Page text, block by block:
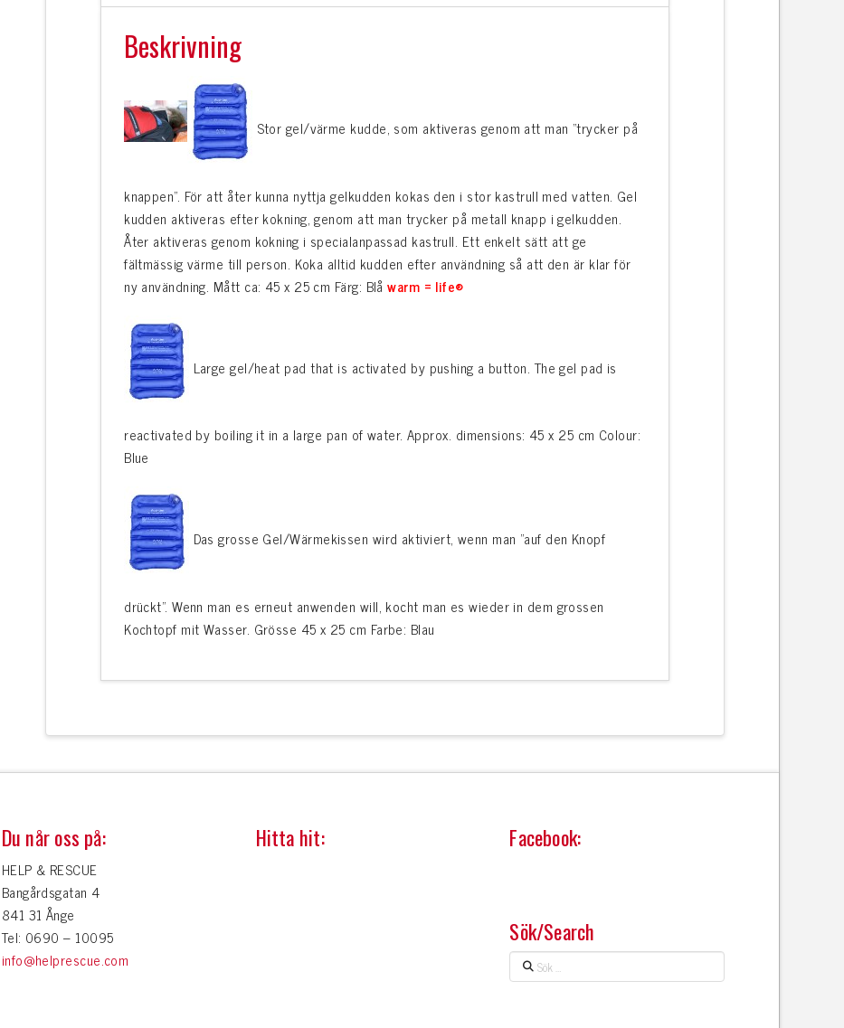
Beskrivning
Stor gel/värme kudde, som aktiveras genom att man ”trycker på
knappen”. För att åter kunna nyttja gelkudden kokas den i stor kastrull med vatten. Gel
kudden aktiveras efter kokning, genom att man trycker på metall knapp i gelkudden.
Åter aktiveras genom kokning i specialanpassad kastrull. Ett enkelt sätt att ge
fältmässig värme till person. Koka alltid kudden efter användning så att den är klar för
ny användning. Mått ca: 45 x 25 cm Färg: Blåwarm = life®
Large gel/heat pad that is activated by pushing a button. The gel pad is
reactivated by boiling it in a large pan of water. Approx. dimensions: 45 x 25 cm Colour:
Blue
Das grosse Gel/Wärmekissen wird aktiviert, wenn man ”auf den Knopf
drückt”. Wenn man es erneut anwenden will, kocht man es wieder in dem grossen
Kochtopf mit Wasser. Grösse 45 x 25 cm Farbe: Blau
Du når oss på:
HELP & RESCUE
Bangårdsgatan 4
841 31 Ånge
Tel: 0690 – 10095
info@helprescue.com
Hitta hit: Facebook:
Sök/Search
Sök
…